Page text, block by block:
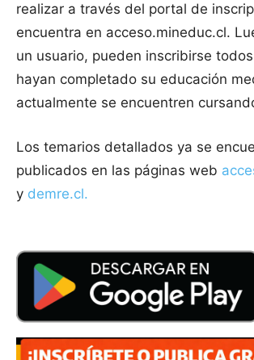
realizar a través del portal de
encuentra en acceso.mineduc.cl.
un usuario, pueden inscribirse
hayan completado su educación
actualmente se encuentren
Los temarios detallados ya se
publicados en las páginas web
y demre.cl.